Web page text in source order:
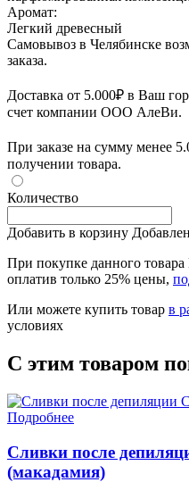
Аромат:
Легкий древесный
Самовывоз в Челябинске
заказа.
Доставка от 5.000₽ в Ваш
счет компании ООО АлеВи.
При заказе на сумму менее
получении товара.
Количество
Добавить в корзину
При покупке данного товара
оплатив только 25% цены,
Или можете купить товар в
условиях
С этим товаром
Подробнее
Сливки после
(макадамия)